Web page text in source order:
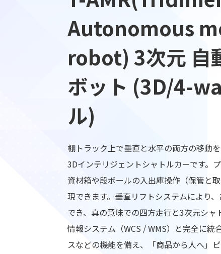
Autonomous
robot) 3次元 自
ボット (3D/4-
ル)
棚トラック上で垂直と水平の両方の移動
3Dインテリジェントシャトルカーです。
資材箱や段ボールの入出庫操作（保管と
現できます。垂直リフトシステムにより
でき、真の意味での四方走行と3次元シャ
情報システム（WCS / WMS）と完全に統
スなどの機能を備え、「商品から人へ」